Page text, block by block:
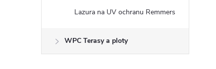
Lazura na UV ochranu Remmers
WPC Terasy a ploty